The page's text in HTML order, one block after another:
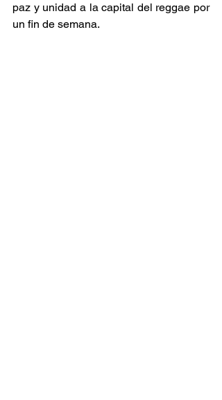
paz y unidad a la capital del reggae por
un fin de semana.